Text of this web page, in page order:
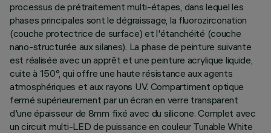
processus de prétraitement multi-étapes, dans lequel les
phases principales sont le dégraissage, la fluorozirconation
(couche protectrice de surface) et l'étanchéité (couche
nano-structurée aux silanes). La phase de peinture suivante
est réalisée avec un apprêt et une peinture acrylique liquide,
cuite à 150°, qui offre une haute résistance aux agents
atmosphériques et aux rayons UV. Compartiment optique
fermé supérieurement par un écran en verre transparent
d'une épaisseur de 8mm fixé avec du silicone. Complet avec
un circuit multi-LED de puissance en couleur Tunable White